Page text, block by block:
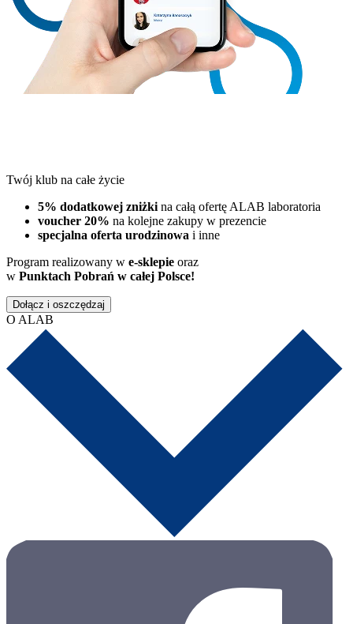
Twój klub na całe życie
5% dodatkowej zniżki na całą ofertę ALAB laboratoria
voucher 20% na kolejne zakupy w prezencie
specjalna oferta urodzinowa i inne
Program realizowany w e-sklepie oraz
w Punktach Pobrań w całej Polsce!
Dołącz i oszczędzaj
O ALAB